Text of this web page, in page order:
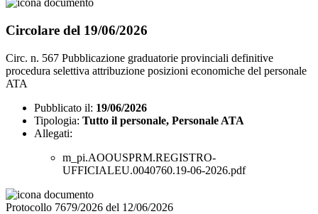
Circolare del 19/06/2026
Circ. n. 567 Pubblicazione graduatorie provinciali definitive
procedura selettiva attribuzione posizioni economiche del personale
ATA
Pubblicato il: 19/06/2026
Tipologia: Tutto il personale, Personale ATA
Allegati:
m_pi.AOOUSPRM.REGISTRO-
UFFICIALEU.0040760.19-06-2026.pdf
Protocollo 7679/2026 del 12/06/2026